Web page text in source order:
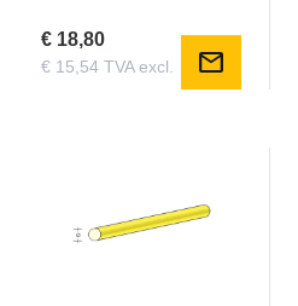
€ 18,80
€ 15,54 TVA excl. mail